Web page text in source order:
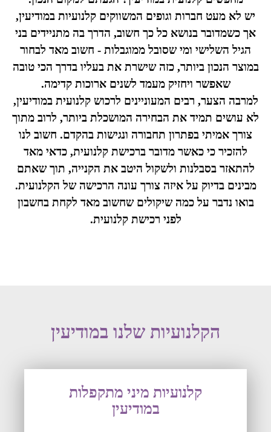
יש לא מעט חברות וגופים המשווקים קלנועיות במודיעין,
אך כשמדובר בנושא כל כך חשוב, הדרך בה מתניידים בני
הגיל השלישי ומי שסובל ממוגבלות - חשוב מאד לבחור
במוצר הנכון ביותר, כזה שישרת את בעליו בדרך הכי טובה
שאפשר ויחזיק מעמד לשנים ארוכות קדימה.
למרבה הצער, רבים המעוניינים לרכוש קלנועית במודיעין,
לא עושים תמיד את הבחירה המושכלת ביותר, לרוב מתוך
צורך אמיתי בפתרון תחבורה ונגישות בהקדם. חשוב לנו
להזכיר כי כאשר מדובר ברכישת קלנועית, כדאי מאד
להתאזר בסבלנות ולשקול היטב את הקנייה, תוך שאתם
מבינים בדיוק על איזה צורך עונה הרכישה של הקלנועית.
בואו נדבר על כמה שיקולים שחשוב מאד לקחת בחשבון
לפני רכישת קלנועית.
הקלנועיות שלנו במודיעין
קלנועיות מיני מתקפלות
במודיעין